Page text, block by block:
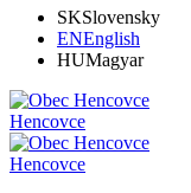
SKSlovensky
ENEnglish
HUMagyar
Hencovce
Hencovce